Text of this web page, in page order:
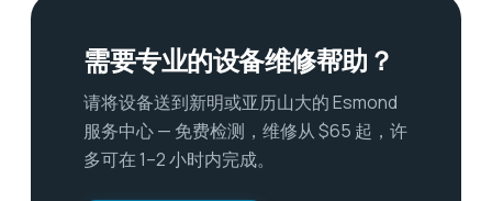
需要专业的设备维修帮助？
请将设备送到新明或亚历山大的 Esmond
服务中心 — 免费检测，维修从 $65 起，许
多可在 1–2 小时内完成。